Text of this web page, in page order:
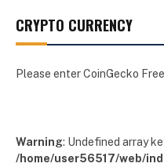
CRYPTO CURRENCY
Please enter CoinGecko
Warning: Undefined array
/home/user56517/web/